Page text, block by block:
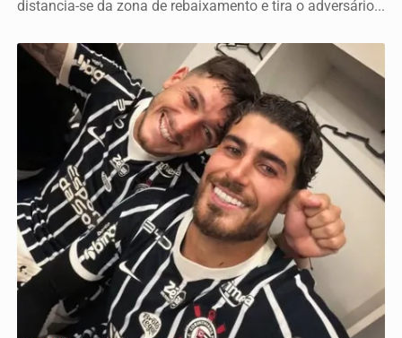
distancia-se da zona de rebaixamento e tira o adversário...